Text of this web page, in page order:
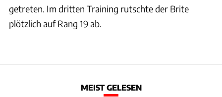
getreten. Im dritten Training rutschte der Brite
plötzlich auf Rang 19 ab.
MEIST GELESEN